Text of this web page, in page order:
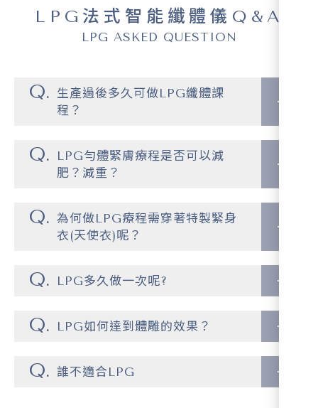
LPG法式智能纖體儀Q&A
LPG ASKED QUESTION
生產過後多久可做LPG纖體課
程？
LPG勻體緊膚療程是否可以減
肥？減重？
為何做LPG療程需穿著特製緊身
衣(天使衣)呢？
LPG多久做一次呢?
LPG如何達到體雕的效果？
誰不適合LPG